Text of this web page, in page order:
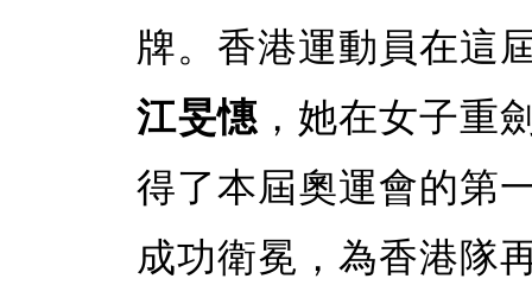
牌。香港運動員在這
江旻憓 ，她在女子重
得了本屆奧運會的第
成功衛冕，為香港隊